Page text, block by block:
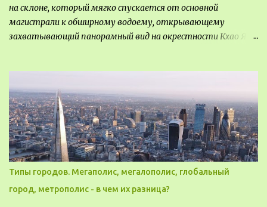
на склоне, который мягко спускается от основной
магистрали к обширному водоему, открывающему
захватывающий панорамный вид на окрестности Кхао Яй.
могли бы свободно попасть, не заходя в само заведение.
Типы городов. Мегаполис, мегалополис, глобальный
город, метрополис - в чем их разница?